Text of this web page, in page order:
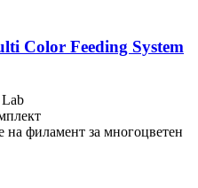
Color Feeding System
на филамент за многоцветен